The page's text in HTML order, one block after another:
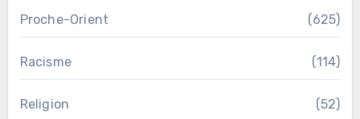
Proche-Orient (625)
Racisme (114)
Religion (52)